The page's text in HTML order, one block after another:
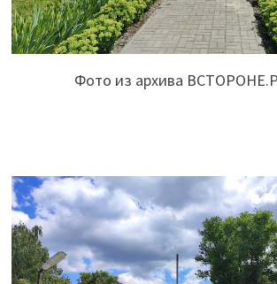
Фото из архива